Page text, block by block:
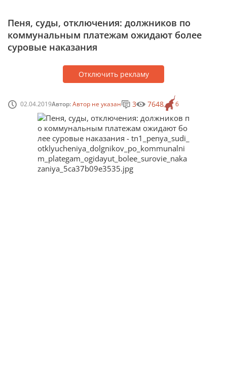
Пеня, суды, отключения: должников по
коммунальным платежам ожидают более
суровые наказания
Отключить рекламу
02.04.2019Автор:Автор не указан 6
3 7648